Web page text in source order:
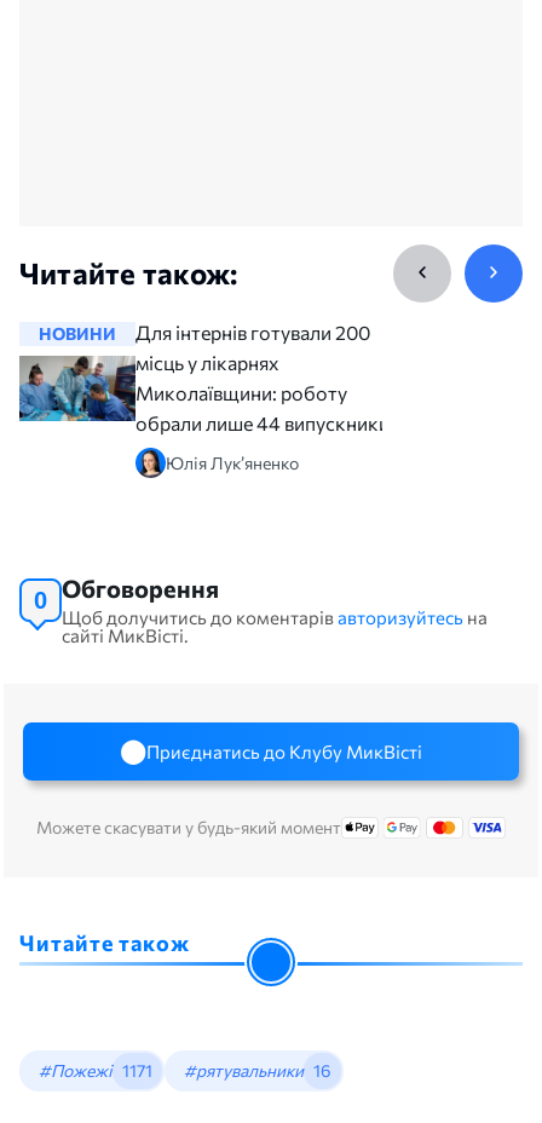
Читайте також:
НОВИНИ
Для інтернів готували 200
місць у лікарнях
Миколаївщини: роботу
обрали лише 44 випускники
Юлія Лук’яненко
0 Обговорення
Щоб долучитись до коментарівавторизуйтесь на
сайті МикВісті.
Приєднатись до Клубу МикВісті
Можете скасувати у будь-який момент
Читайте також
#Пожежі 1171 #рятувальники 16